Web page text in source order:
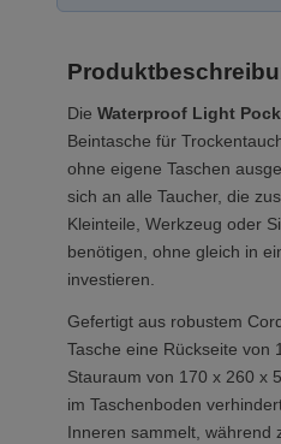
Die Waterproof Light
Beintasche für
ohne eigene Taschen
sich an alle Taucher, die
Kleinteile, Werkzeug oder
benötigen, ohne gleich in
investieren.
Gefertigt aus robustem
Tasche eine Rückseite von
Stauraum von 170 x 260 x
im Taschenboden
Inneren sammelt, während